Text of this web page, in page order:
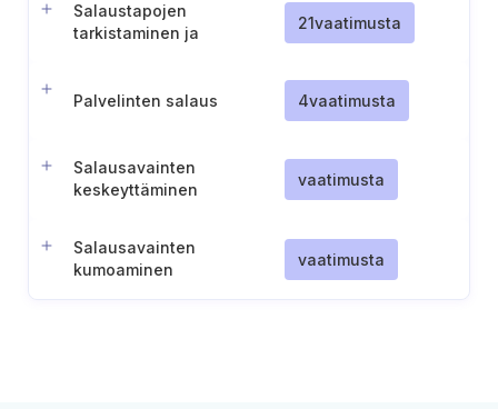
Salaustapojen
tarkistaminen ja
21vaatimusta
Palvelinten salaus 4vaatimusta
Salausavainten
keskeyttäminen
vaatimusta
Salausavainten
kumoaminen
vaatimusta